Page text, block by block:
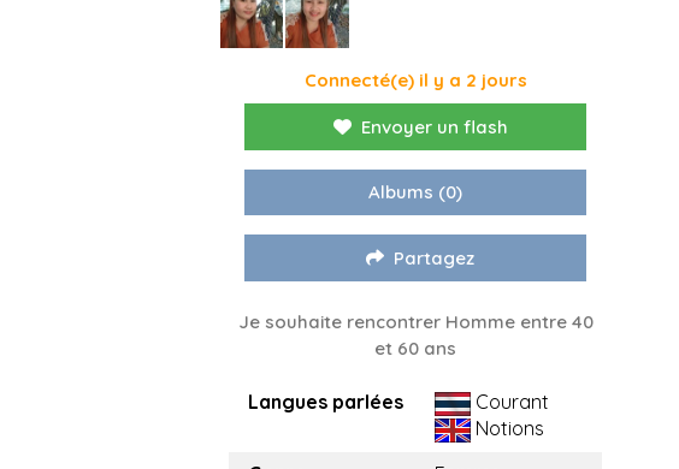
Connecté(e) il y a 2 jours
Envoyer un flash
Albums (0)
Partagez
Je souhaite rencontrer Homme entre 40
et 60 ans
Langues parlées
Courant
Notions